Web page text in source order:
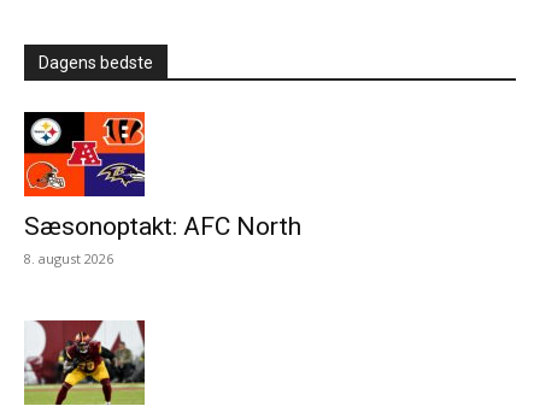
Dagens bedste
Sæsonoptakt: AFC North
8. august 2026